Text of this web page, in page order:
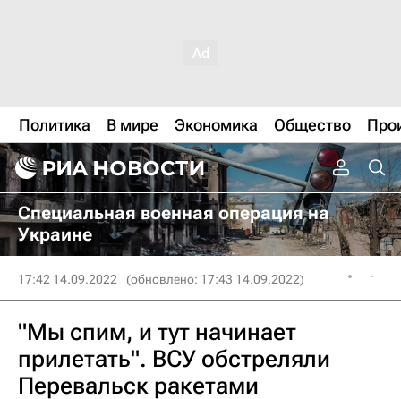
Политика В мире Экономика Общество
Специальная военная операция на
Украине
17:42 14.09.2022 (обновлено: 17:43 14.09.2022)
"Мы спим, и тут начинает
прилетать". ВСУ обстреляли
Перевальск ракетами